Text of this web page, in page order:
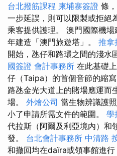
台北撥筋課程 柬埔寨簽證 條
一步延誤，則可以限製或拒絕
乘客提供護理。 澳門國際機
年建造「澳門旅遊塔」。 推拿
開始，氹仔和路環之間的淺水
國簽證 會計事務所 在此基礎
仔（Taipa）的首個音節的縮
路氹金光大道上的賭場應運而
場。 外燴公司 當生物辨識護
小了申請所需文件的範圍。 學
代拉斯（阿爾及利亞境內）和
發。 台北會計事務所 中清路
和撤回均在daïra或領事館進